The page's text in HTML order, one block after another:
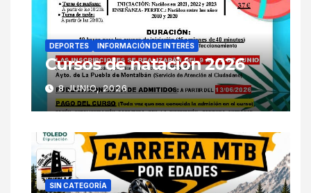
DEPORTES INFORMACIÓN DE INTERÉS
Cursos de natación 2026
8 JUNIO, 2026
SIN CATEGORÍA